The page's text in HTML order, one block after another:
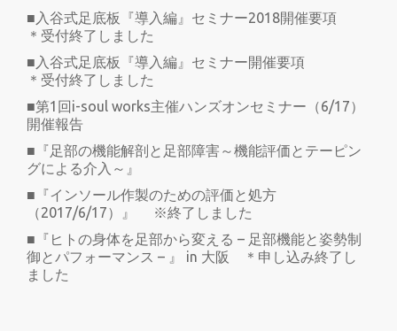
■入谷式足底板『導入編』セミナー2018開催要項
＊受付終了しました
■入谷式足底板『導入編』セミナー開催要項
＊受付終了しました
■第1回i-soul works主催ハンズオンセミナー（6/17）
開催報告
■『足部の機能解剖と足部障害～機能評価とテーピン
グによる介入～』
■『インソール作製のための評価と処方
（2017/6/17）』 ※終了しました
■『ヒトの身体を足部から変える – 足部機能と姿勢制
御とパフォーマンス – 』 in 大阪 ＊申し込み終了し
ました